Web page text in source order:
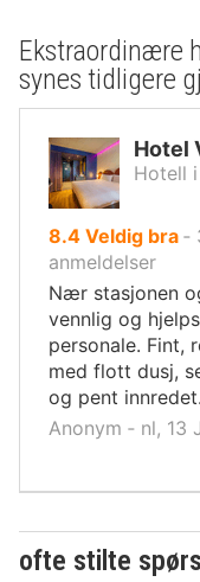
Ekstraordinære
synes tidligere
Hotel
Hotell
8.4av
10,
Veldig bra ‐
anmeldelser
Nær stasjonen
vennlig og
personale. Fint,
med flott dusj,
og pent innredet.
Anonym ‐ nl, 13
ofte stilte